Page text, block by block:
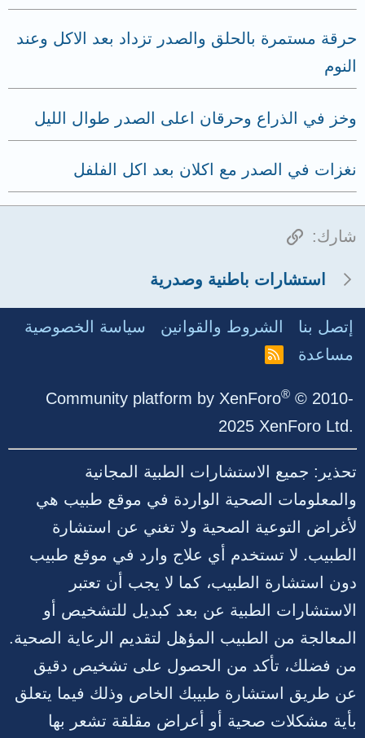
حرقة مستمرة بالحلق والصدر تزداد بعد الاكل وعند
النوم
وخز في الذراع وحرقان اعلى الصدر طوال الليل
نغزات في الصدر مع اكلان بعد اكل الفلفل
شارك: الرابط
استشارات باطنية وصدرية
إتصل بنا الشروط والقوانين
سياسة الخصوصية
مساعدة
R
Community platform by XenForo® © 2010-
2025 XenForo Ltd.
تحذير: جميع الاستشارات الطبية المجانية
والمعلومات الصحية الواردة في موقع طبيب هي
لأغراض التوعية الصحية ولا تغني عن استشارة
الطبيب. لا تستخدم أي علاج وارد في موقع طبيب
دون استشارة الطبيب، كما لا يجب أن تعتبر
الاستشارات الطبية عن بعد كبديل للتشخيص أو
المعالجة من الطبيب المؤهل لتقديم الرعاية الصحية.
من فضلك، تأكد من الحصول على تشخيص دقيق
عن طريق استشارة طبيبك الخاص وذلك فيما يتعلق
بأية مشكلات صحية أو أعراض مقلقة تشعر بها